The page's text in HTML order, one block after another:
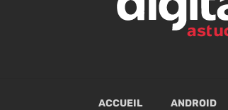
ACCUEIL ANDROID